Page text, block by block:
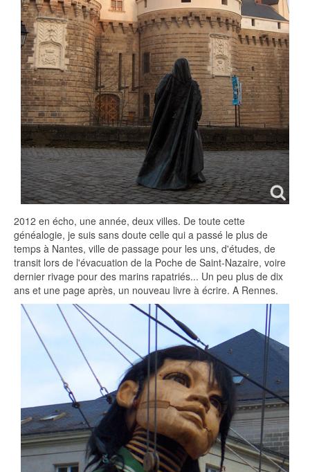
2012 en écho, une année, deux villes. De toute cette
généalogie, je suis sans doute celle qui a passé le plus de
temps à Nantes, ville de passage pour les uns, d'études, de
transit lors de l'évacuation de la Poche de Saint-Nazaire, voire
dernier rivage pour des marins rapatriés... Un peu plus de dix
ans et une page après, un nouveau livre à écrire. A Rennes.